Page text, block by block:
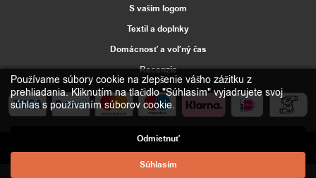
S vaším logom
Textil a doplnky
Domácnosť a voľný čas
Recenzie
2021 Štumfi.si. Vse pravice pridržane| All rights reserved |
d.o.o.
Používame súbory cookie na zlepšenie vášho zážitku z
prehliadania. Kliknutím na tlačidlo "Súhlasím" vyjadrujete svoj
súhlas s používaním súborov cookie.
Odmietnuť
Súhlasím